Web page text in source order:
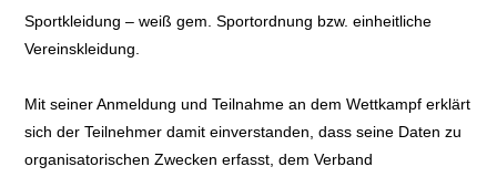
Sportkleidung – weiß gem. Sportordnung bzw. einheitliche
Vereinskleidung.
Mit seiner Anmeldung und Teilnahme an dem Wettkampf erklärt
sich der Teilnehmer damit einverstanden, dass seine Daten zu
organisatorischen Zwecken erfasst, dem Verband